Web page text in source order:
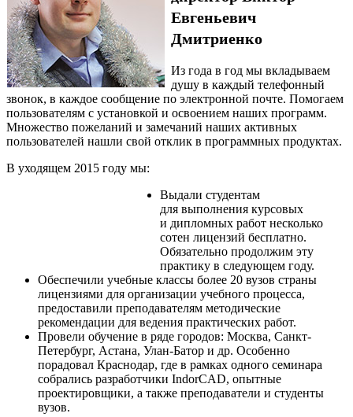
Евгеньевич
Дмитриенко
Из года в год мы вкладываем
душу в каждый телефонный
звонок, в каждое сообщение по электронной почте. Помогаем
пользователям с установкой и освоением наших программ.
Множество пожеланий и замечаний наших активных
пользователей нашли свой отклик в программных продуктах.
В уходящем 2015 году мы:
Выдали студентам
для выполнения курсовых
и дипломных работ несколько
сотен лицензий бесплатно.
Обязательно продолжим эту
практику в следующем году.
Обеспечили учебные классы более 20 вузов страны
лицензиями для организации учебного процесса,
предоставили преподавателям методические
рекомендации для ведения практических работ.
Провели обучение в ряде городов: Москва, Санкт-
Петербург, Астана, Улан-Батор и др. Особенно
порадовал Краснодар, где в рамках одного семинара
собрались разработчики IndorCAD, опытные
проектировщики, а также преподаватели и студенты
вузов.